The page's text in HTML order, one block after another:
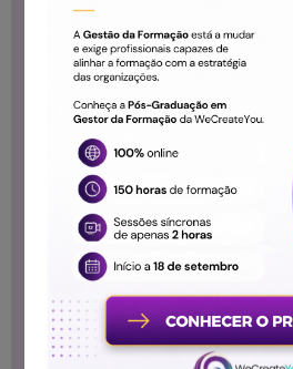
Identificação de
contactos;
Formalização da
venda.
Gestão do
processo
comercial:
Normas e
ferramentas do
processo
comercial.
Reuniões